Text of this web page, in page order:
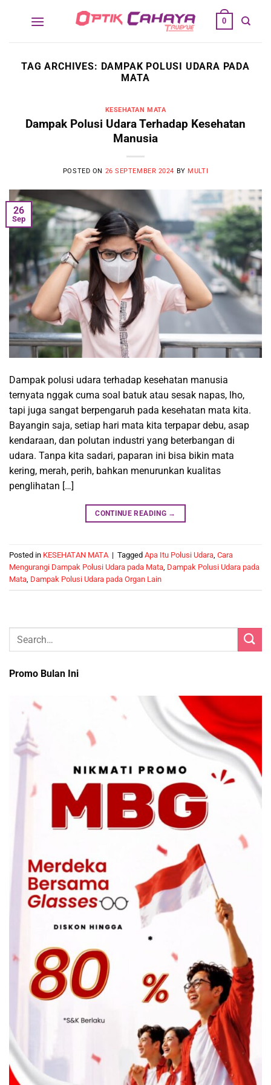
0
TAG ARCHIVES: DAMPAK POLUSI UDARA PADA
MATA
KESEHATAN MATA
Dampak Polusi Udara Terhadap Kesehatan
Manusia
POSTED ON 26 SEPTEMBER 2024 BY MULTI
26
Sep
Dampak polusi udara terhadap kesehatan manusia
ternyata nggak cuma soal batuk atau sesak napas, lho,
tapi juga sangat berpengaruh pada kesehatan mata kita.
Bayangin saja, setiap hari mata kita terpapar debu, asap
kendaraan, dan polutan industri yang beterbangan di
udara. Tanpa kita sadari, paparan ini bisa bikin mata
kering, merah, perih, bahkan menurunkan kualitas
penglihatan […]
CONTINUE READING →
Posted in KESEHATAN MATA | Tagged Apa Itu Polusi Udara Cara
Mengurangi Dampak Polusi Udara pada Mata Dampak Polusi Udara pada
Mata Dampak Polusi Udara pada Organ Lain
Promo Bulan Ini